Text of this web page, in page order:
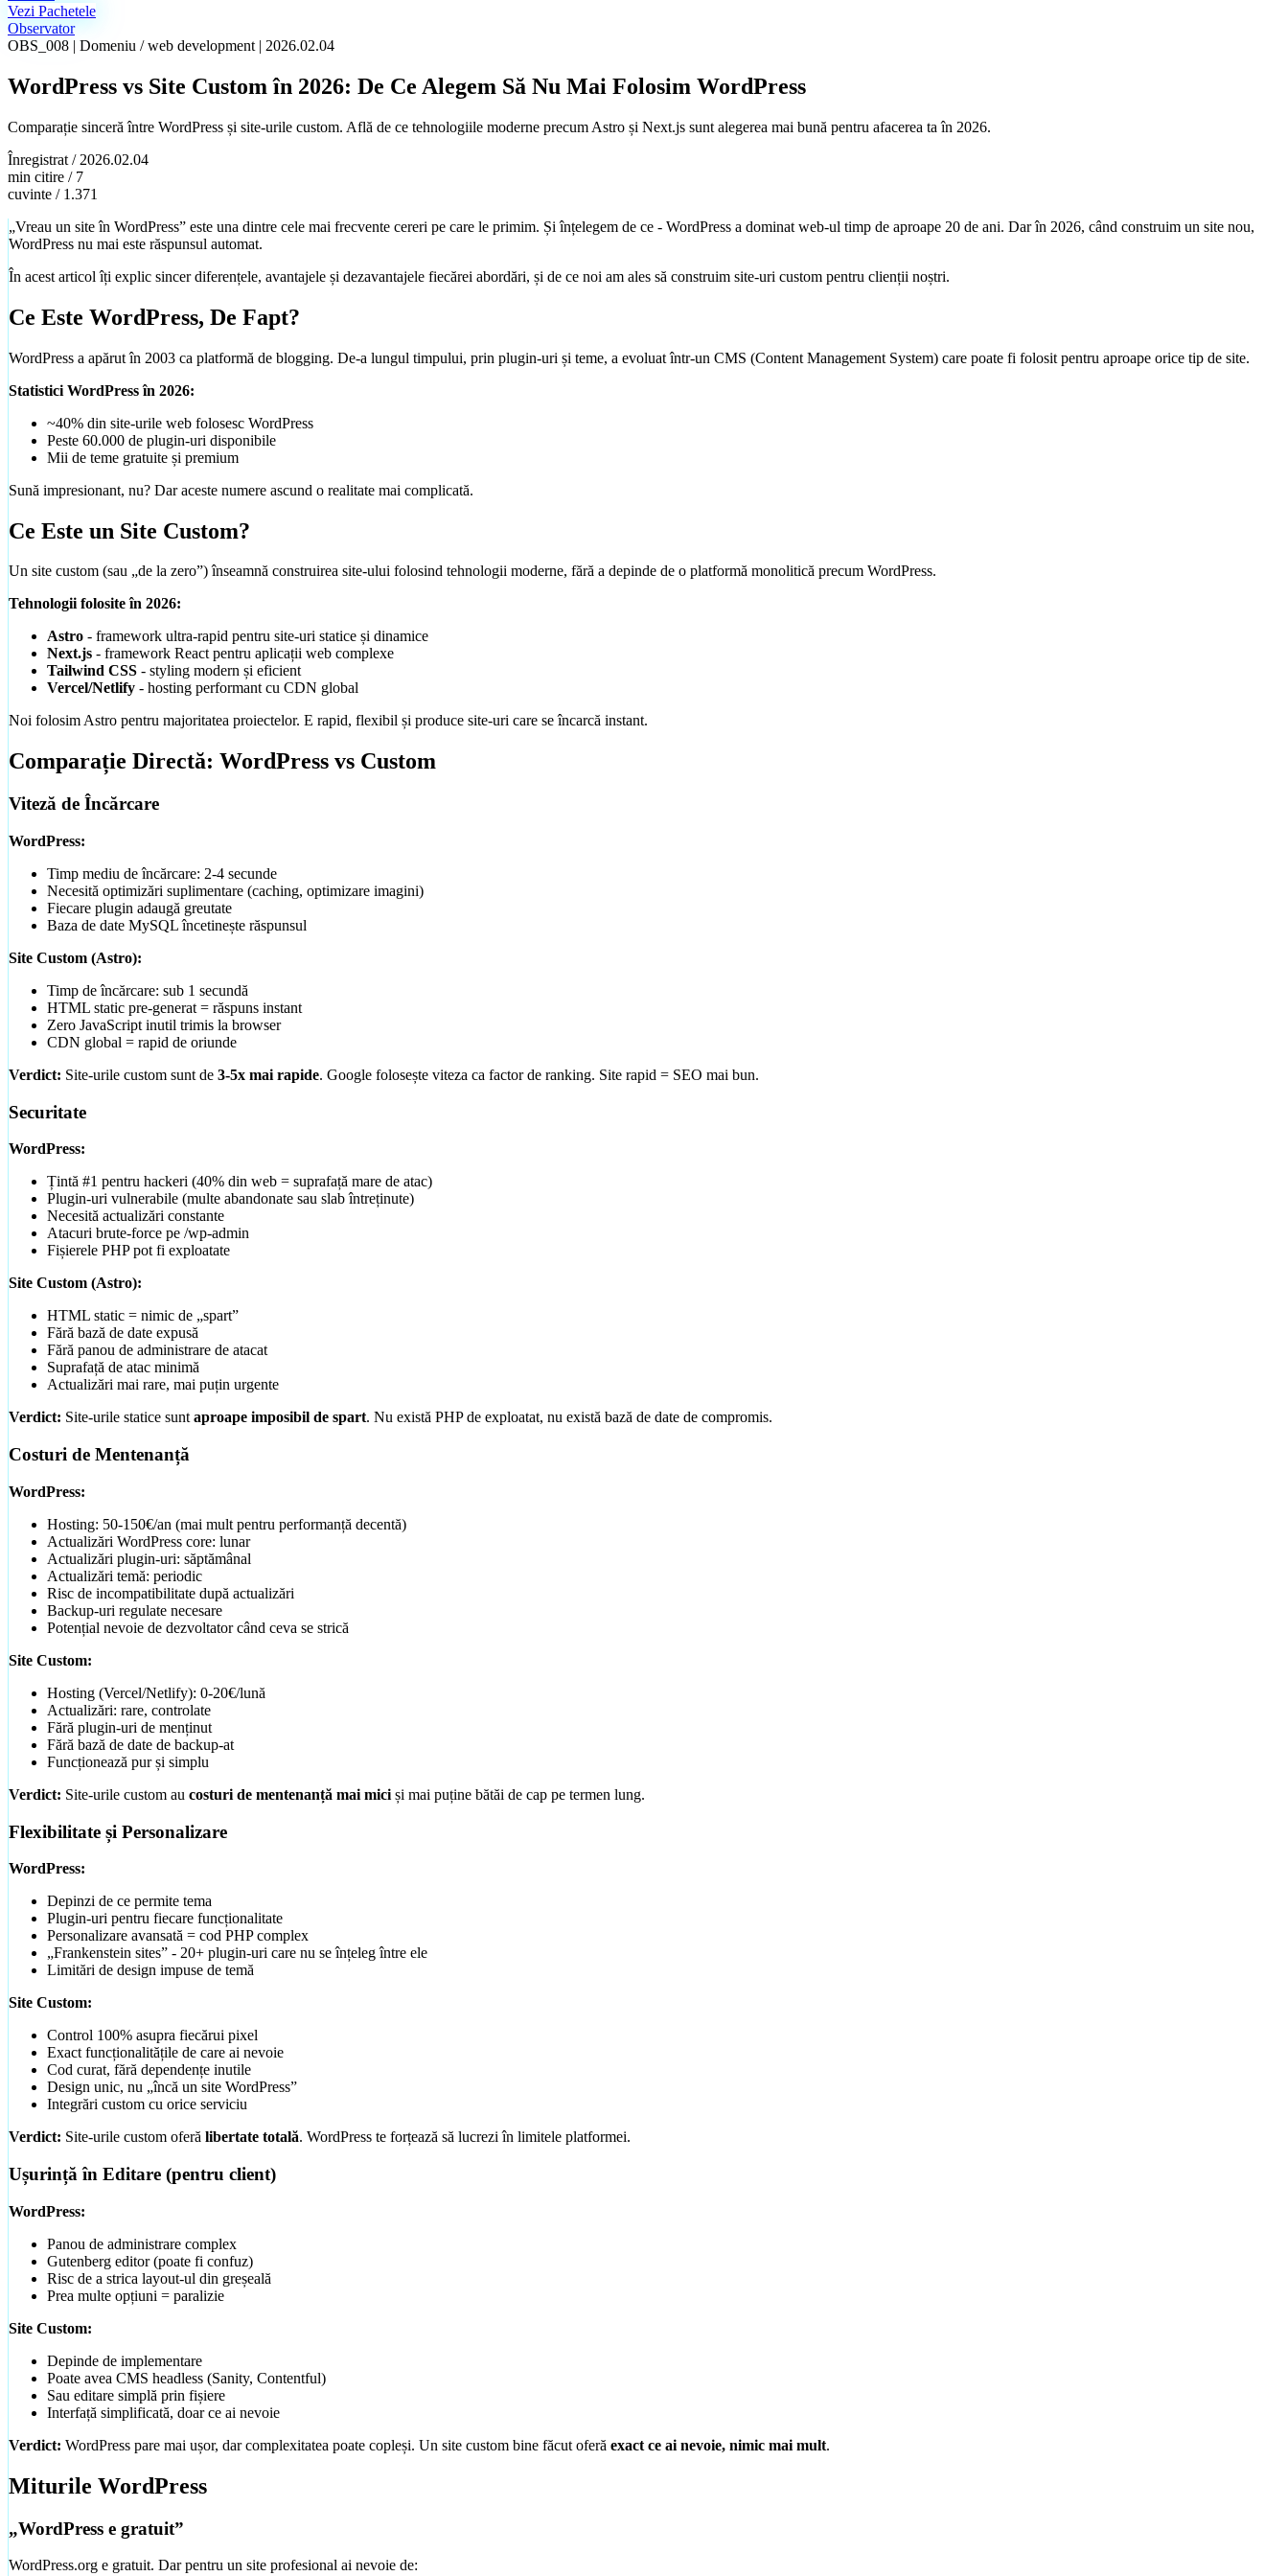
Creare Site Prezentare
Site-uri rapide, ușor de găsit pe Google
eCommerce cu plăți și inventar integrat
Pachete & Prețuri
Mini-Audit Gratuit
Vezi Pachetele
Observator
OBS_008 | Domeniu /web development | 2026.02.04
WordPress vs Site Custom în 2026: De Ce Alegem Să Nu Mai Folosim WordPress
Comparație sinceră între WordPress și site-urile custom. Află de ce tehnologiile moderne precum Astro și Next.js sunt alegerea mai bună pentru afacerea ta în 2026.
Înregistrat / 2026.02.04
min citire / 7
cuvinte / 1.371
„Vreau un site în WordPress” este una dintre cele mai frecvente cereri pe care le primim. Și înțelegem de ce - WordPress a dominat web-ul timp de aproape 20 de ani. Dar în 2026, când construim un site nou,
WordPress nu mai este răspunsul automat.
În acest articol îți explic sincer diferențele, avantajele și dezavantajele fiecărei abordări, și de ce noi am ales să construim site-uri custom pentru clienții noștri.
Ce Este WordPress, De Fapt?
WordPress a apărut în 2003 ca platformă de blogging. De-a lungul timpului, prin plugin-uri și teme, a evoluat într-un CMS (Content Management System) care poate fi folosit pentru aproape orice tip de site.
Statistici WordPress în 2026:
~40% din site-urile web folosesc WordPress
Peste 60.000 de plugin-uri disponibile
Mii de teme gratuite și premium
Sună impresionant, nu? Dar aceste numere ascund o realitate mai complicată.
Ce Este un Site Custom?
Un site custom (sau „de la zero”) înseamnă construirea site-ului folosind tehnologii moderne, fără a depinde de o platformă monolitică precum WordPress.
Tehnologii folosite în 2026:
Astro - framework ultra-rapid pentru site-uri statice și dinamice
Next.js - framework React pentru aplicații web complexe
Tailwind CSS - styling modern și eficient
Vercel/Netlify - hosting performant cu CDN global
Noi folosim Astro pentru majoritatea proiectelor. E rapid, flexibil și produce site-uri care se încarcă instant.
Comparație Directă: WordPress vs Custom
Viteză de Încărcare
WordPress:
Timp mediu de încărcare: 2-4 secunde
Necesită optimizări suplimentare (caching, optimizare imagini)
Fiecare plugin adaugă greutate
Baza de date MySQL încetinește răspunsul
Site Custom (Astro):
Timp de încărcare: sub 1 secundă
HTML static pre-generat = răspuns instant
Zero JavaScript inutil trimis la browser
CDN global = rapid de oriunde
Verdict: Site-urile custom sunt de 3-5x mai rapide. Google folosește viteza ca factor de ranking. Site rapid = SEO mai bun.
Securitate
WordPress:
Țintă #1 pentru hackeri (40% din web = suprafață mare de atac)
Plugin-uri vulnerabile (multe abandonate sau slab întreținute)
Necesită actualizări constante
Atacuri brute-force pe /wp-admin
Fișierele PHP pot fi exploatate
Site Custom (Astro):
HTML static = nimic de „spart”
Fără bază de date expusă
Fără panou de administrare de atacat
Suprafață de atac minimă
Actualizări mai rare, mai puțin urgente
Verdict: Site-urile statice suntaproape imposibil de spart. Nu există PHP de exploatat, nu există bază de date de compromis.
Costuri de Mentenanță
WordPress:
Hosting: 50-150€/an (mai mult pentru performanță decentă)
Actualizări WordPress core: lunar
Actualizări plugin-uri: săptămânal
Actualizări temă: periodic
Risc de incompatibilitate după actualizări
Backup-uri regulate necesare
Potențial nevoie de dezvoltator când ceva se strică
Site Custom:
Hosting (Vercel/Netlify): 0-20€/lună
Actualizări: rare, controlate
Fără plugin-uri de menținut
Fără bază de date de backup-at
Funcționează pur și simplu
Verdict: Site-urile custom au costuri de mentenanță mai mici și mai puține bătăi de cap pe termen lung.
Flexibilitate și Personalizare
WordPress:
Depinzi de ce permite tema
Plugin-uri pentru fiecare funcționalitate
Personalizare avansată = cod PHP complex
„Frankenstein sites” - 20+ plugin-uri care nu se înțeleg între ele
Limitări de design impuse de temă
Site Custom:
Control 100% asupra fiecărui pixel
Exact funcționalitățile de care ai nevoie
Cod curat, fără dependențe inutile
Design unic, nu „încă un site WordPress”
Integrări custom cu orice serviciu
Verdict: Site-urile custom oferă libertate totală. WordPress te forțează să lucrezi în limitele platformei.
Ușurință în Editare (pentru client)
WordPress:
Panou de administrare complex
Gutenberg editor (poate fi confuz)
Risc de a strica layout-ul din greșeală
Prea multe opțiuni = paralizie
Site Custom:
Depinde de implementare
Poate avea CMS headless (Sanity, Contentful)
Sau editare simplă prin fișiere
Interfață simplificată, doar ce ai nevoie
Verdict: WordPress pare mai ușor, dar complexitatea poate copleși. Un site custom bine făcut oferă exact ce ai nevoie, nimic mai mult.
Miturile WordPress
„WordPress e gratuit”
WordPress.org e gratuit. Dar pentru un site profesional ai nevoie de: